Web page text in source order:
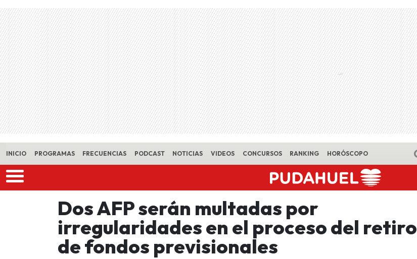
Skip to main content
INICIO PROGRAMAS FRECUENCIAS PODCAST NOTICIAS VIDEOS CONCURSOS RANKING HORÓSCOPO
Dos AFP serán multadas por
irregularidades en el proceso del retiro
de fondos previsionales